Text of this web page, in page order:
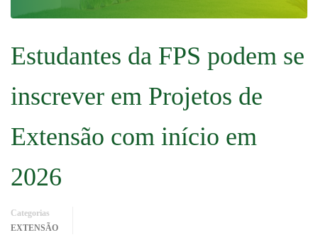
Estudantes da FPS podem se
inscrever em Projetos de
Extensão com início em
2026
Categorias
EXTENSÃO